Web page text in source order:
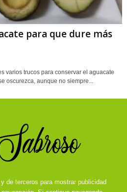
para que dure más
varios trucos para conservar el aguacate
oscurezca, aunque no siempre...
de terceros para mostrar publicidad